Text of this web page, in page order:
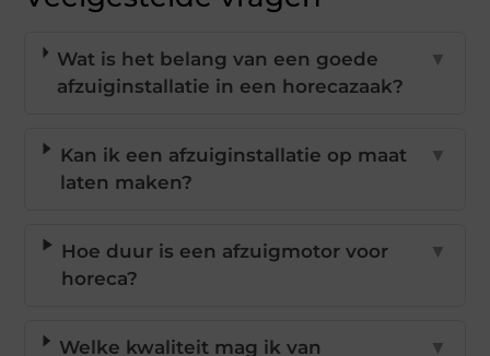
Wat is het belang van een goede
afzuiginstallatie in een horecazaak?
▼
Kan ik een afzuiginstallatie op maat
laten maken?
▼
Hoe duur is een afzuigmotor voor
horeca?
▼
Welke kwaliteit mag ik van ▼